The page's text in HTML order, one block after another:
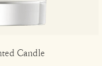
Candle